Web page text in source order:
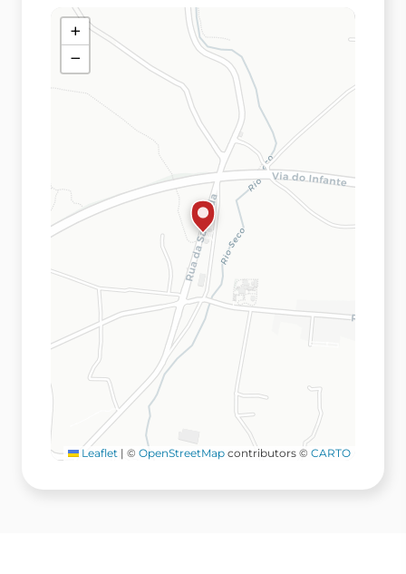
+
−
Leaflet | © OpenStreetMap contributors © CARTO